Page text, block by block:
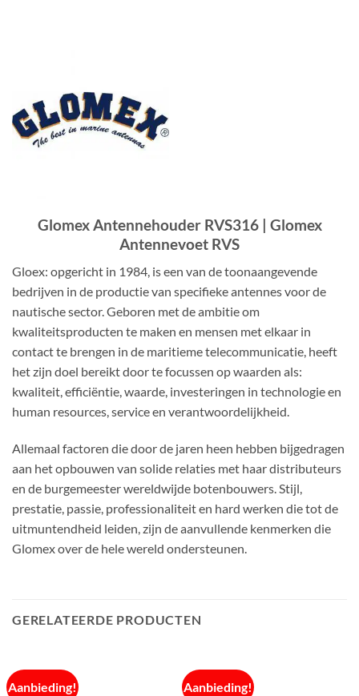
Glomex Antennehouder RVS316 | Glomex
Antennevoet RVS
Gloex: opgericht in 1984, is een van de toonaangevende
bedrijven in de productie van specifieke antennes voor de
nautische sector. Geboren met de ambitie om
kwaliteitsproducten te maken en mensen met elkaar in
contact te brengen in de maritieme telecommunicatie, heeft
het zijn doel bereikt door te focussen op waarden als:
kwaliteit, efficiëntie, waarde, investeringen in technologie en
human resources, service en verantwoordelijkheid.
Allemaal factoren die door de jaren heen hebben bijgedragen
aan het opbouwen van solide relaties met haar distributeurs
en de burgemeester wereldwijde botenbouwers. Stijl,
prestatie, passie, professionaliteit en hard werken die tot de
uitmuntendheid leiden, zijn de aanvullende kenmerken die
Glomex over de hele wereld ondersteunen.
GERELATEERDE PRODUCTEN
Aanbieding! Aanbieding!